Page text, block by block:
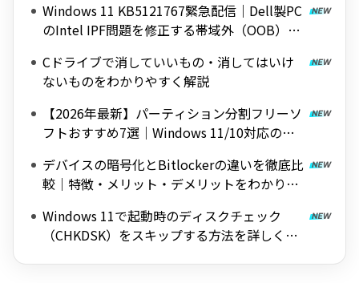
Windows 11 KB5121767緊急配信｜Dell製PC
のIntel IPF問題を修正する帯域外（OOB）ア
Cドライブで消していいもの・消してはいけ
ないものをわかりやすく解説
【2026年最新】パーティション分割フリーソ
フトおすすめ7選｜Windows 11/10対応の無
デバイスの暗号化とBitlockerの違いを徹底比
較｜特徴・メリット・デメリットをわかりや
Windows 11で起動時のディスクチェック
（CHKDSK）をスキップする方法を詳しく解